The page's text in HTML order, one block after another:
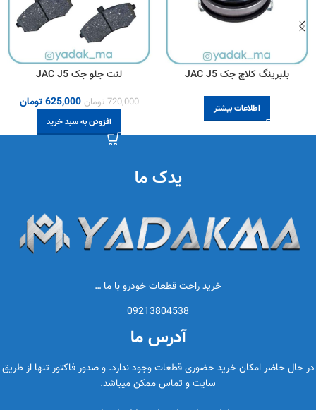
بلبرینگ کلاچ جک JAC J5
اطلاعات بیشتر
لنت جلو جک JAC J5
720,000 تومان 625,000 تومان
افزودن به سبد خرید
یدک ما
خرید راحت قطعات خودرو با ما …
09213804538
آدرس ما
در حال حاضر امکان خرید حضوری قطعات وجود ندارد. و صدور فاکتور تنها از طریق
سایت و تماس ممکن میباشد.